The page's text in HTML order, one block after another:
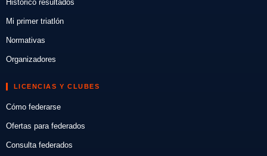
Histórico resultados
Mi primer triatlón
Normativas
Organizadores
LICENCIAS Y CLUBES
Cómo federarse
Ofertas para federados
Consulta federados